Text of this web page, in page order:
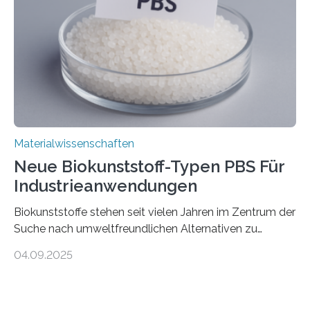
Forschende an der Universität Göttingen gemeinsam
mit Kollegen aus Braunschweig, Bremen und der
Schweiz direkt beobachtet, wie in Graphen…
Materialwissenschaften
Neue Biokunststoff-Typen PBS Für
Industrieanwendungen
Biokunststoffe stehen seit vielen Jahren im Zentrum der
Suche nach umweltfreundlichen Alternativen zu
an fossilen Rohstoffen reduzieren, schonen Ressourcen
04.09.2025